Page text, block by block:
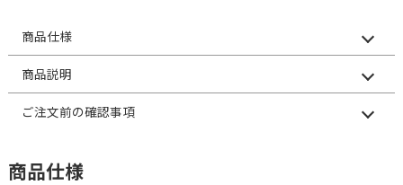
商品仕様
商品説明
ご注文前の確認事項
商品仕様